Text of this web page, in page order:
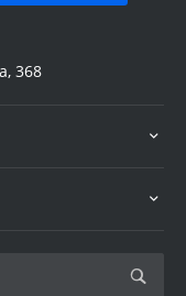
368